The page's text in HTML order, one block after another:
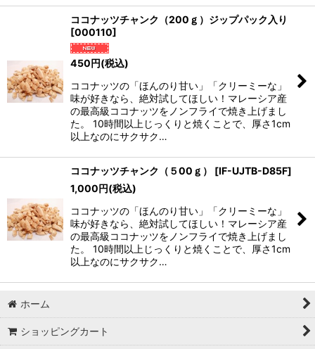
ココナッツチャンク（200ｇ）ジップパック入り
[000110]
450円(税込)
ココナッツの「ほんのり甘い」「クリーミーな」
味が好きなら、絶対試してほしい！マレーシア産
の最高級ココナッツをノンフライで焼き上げまし
た。 10時間以上じっくりと焼くことで、厚さ1cm
以上なのにサクサク…
ココナッツチャンク（５00ｇ） [IF-UJTB-D85F]
1,000円(税込)
ココナッツの「ほんのり甘い」「クリーミーな」
味が好きなら、絶対試してほしい！マレーシア産
の最高級ココナッツをノンフライで焼き上げまし
た。 10時間以上じっくりと焼くことで、厚さ1cm
以上なのにサクサク…
ホーム
ショッピングカート